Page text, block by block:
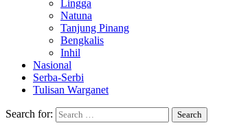
Lingga
Natuna
Tanjung Pinang
Bengkalis
Inhil
Nasional
Serba-Serbi
Tulisan Warganet
Search for: